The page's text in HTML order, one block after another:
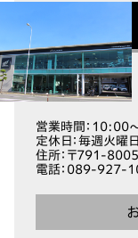
営業時間 ：10:00
定休日 ：毎週火曜
住所：〒791-
電話：089-927-